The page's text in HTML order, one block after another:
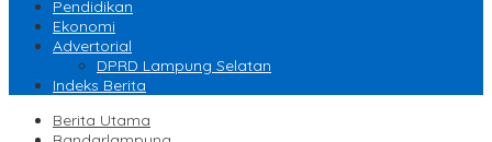
Pendidikan
Ekonomi
Advertorial
DPRD Lampung Selatan
Indeks Berita
Berita Utama